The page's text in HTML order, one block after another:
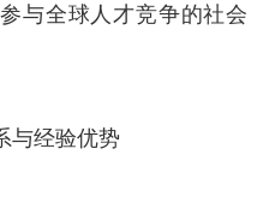
与全球人才竞争的社会
经验优势